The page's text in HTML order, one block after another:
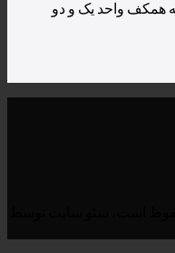
همکف واحد یک و دو